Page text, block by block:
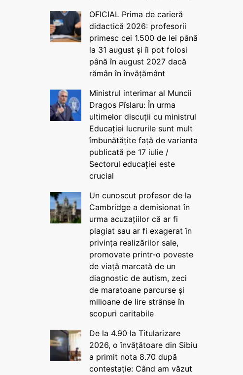
OFICIAL Prima de carieră
didactică 2026: profesorii
primesc cei 1.500 de lei până
la 31 august și îi pot folosi
până în august 2027 dacă
rămân în învățământ
Ministrul interimar al Muncii
Dragos Pîslaru: În urma
ultimelor discuții cu ministrul
Educației lucrurile sunt mult
îmbunătățite față de varianta
publicată pe 17 iulie /
Sectorul educației este
crucial
Un cunoscut profesor de la
Cambridge a demisionat în
urma acuzațiilor că ar fi
plagiat sau ar fi exagerat în
privința realizărilor sale,
promovate printr-o poveste
de viață marcată de un
diagnostic de autism, zeci
de maratoane parcurse și
milioane de lire strânse în
scopuri caritabile
De la 4.90 la Titularizare
2026, o învățătoare din Sibiu
a primit nota 8.70 după
contestație: Când am văzut